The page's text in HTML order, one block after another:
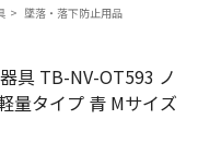
墜落・落下防止用品
具 TB-NV-OT593 ノ
量タイプ 青 Mサイズ